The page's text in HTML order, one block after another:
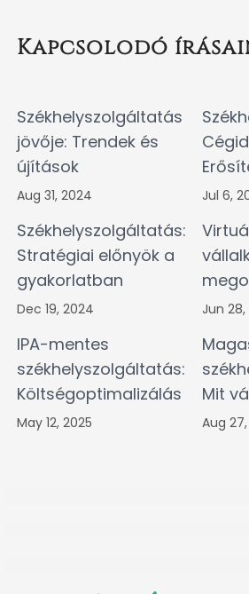
Kapcsolodó
Székhelyszolgáltatás
jövője: Trendek és
újítások
Aug 31, 2024 Jul 6,
Székhelyszolgáltatás:
Stratégiai előnyök a
gyakorlatban
Dec 19, 2024 Jun 28,
IPA-mentes
székhelyszolgáltatás:
Költségoptimalizálás
May 12, 2025
Mit
Aug